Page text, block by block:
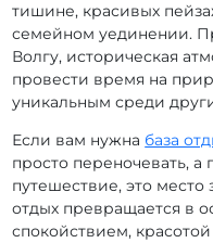
тишине, красивых
семейном уединении.
Волгу, историческая
провести время на
уникальным среди
Если вам нужна база
просто переночевать,
путешествие, это
отдых превращается в
спокойствием,